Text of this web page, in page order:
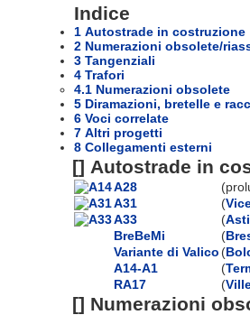
Indice
1 Autostrade in costruzione
2 Numerazioni obsolete/
3 Tangenziali
4 Trafori
4.1 Numerazioni obsolete
5 Diramazioni, bretelle e
6 Voci correlate
7 Altri progetti
8 Collegamenti esterni
[] Autostrade in
A28
A31
(
A33
(Asti
BreBeMi
(
Variante di Valico (
A14-A1
(
RA17
(
[] Numerazioni